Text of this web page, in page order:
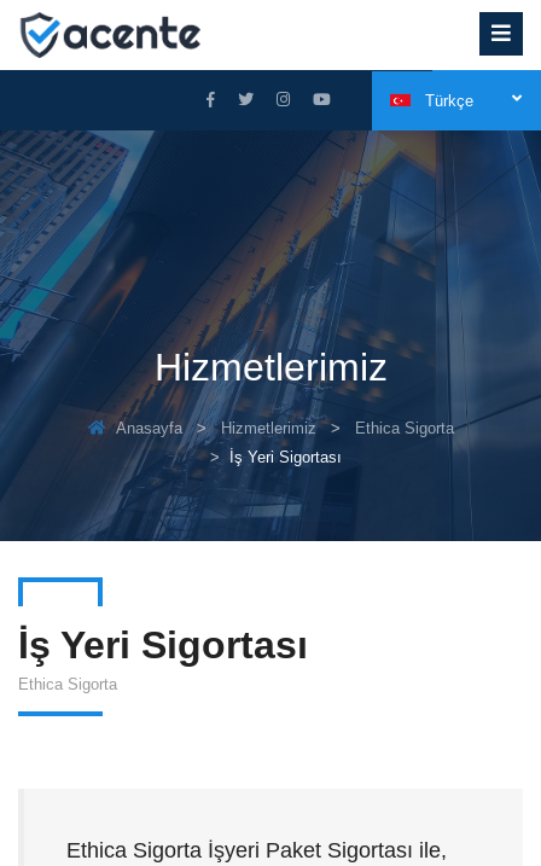
Türkçe
Hizmetlerimiz
Anasayfa Hizmetlerimiz
Ethica Sigorta
İş Yeri Sigortası
İş Yeri Sigortası
Ethica Sigorta
Ethica Sigorta İşyeri Paket Sigortası ile,